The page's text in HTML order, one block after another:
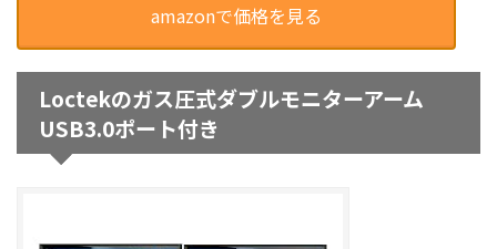
amazonで価格を見る
Loctekのガス圧式ダブルモニターアーム
USB3.0ポート付き